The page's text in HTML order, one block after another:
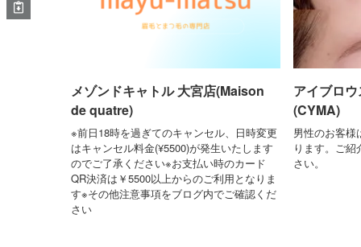
メゾンドキャトル 大宮店(Maison
de quatre)
※前日18時を過ぎてのキャンセル、日時変更
はキャンセル料金(¥5500)が発生いたします
のでご了承ください※お支払い時のカード
QR決済は￥5500以上からのご利用となりま
す※その他注意事項をブログ内でご確認くだ
さい
アイブロ
(CYMA)
男性のお客様
ります。ご
さい。